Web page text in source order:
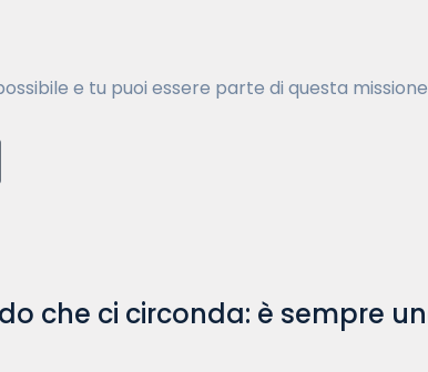
e tu puoi essere parte di questa
che ci circonda: è sempre